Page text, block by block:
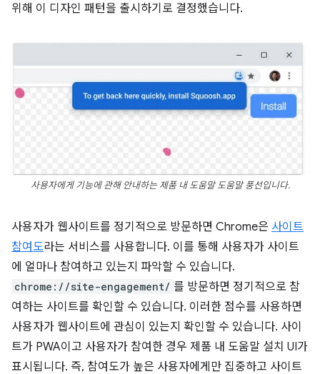
위해 이 디자인 패턴을 출시하기로 결정했습니다.
사용자에게 기능에 관해 안내하는 제품 내 도움말 도움말 풍선입니다.
사용자가 웹사이트를 정기적으로 방문하면 Chrome은 사이트
참여도라는 서비스를 사용합니다. 이를 통해 사용자가 사이트
에 얼마나 참여하고 있는지 파악할 수 있습니다.
chrome://site-engagement/ 를 방문하면 정기적으로 참
여하는 사이트를 확인할 수 있습니다. 이러한 점수를 사용하면
사용자가 웹사이트에 관심이 있는지 확인할 수 있습니다. 사이
트가 PWA이고 사용자가 참여한 경우 제품 내 도움말 설치 UI가
표시됩니다. 즉, 참여도가 높은 사용자에게만 집중하고 사이트